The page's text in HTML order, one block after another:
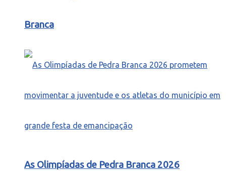
Branca
As Olimpíadas de Pedra Branca 2026